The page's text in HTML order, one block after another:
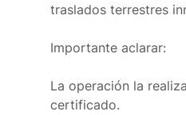
traslados terrestres
Importante aclarar:
La operación la
certificado.